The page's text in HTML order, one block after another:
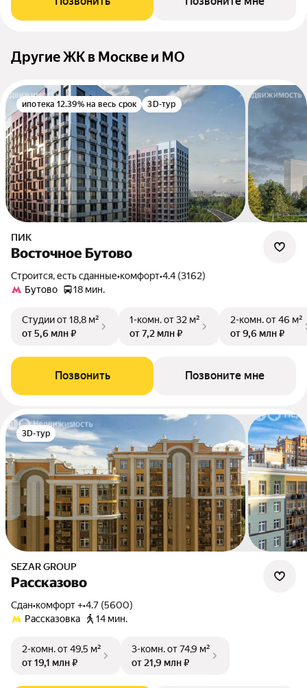
Другие ЖК в Москве и МО
ипотека 12.39% на весь срок 3D-тур
ПИК
Восточное Бутово
Строится, есть сданные•комфорт•4.4 (3162)
Бутово
18 мин.
Студииот 18,8 м²
от 5,6 млн ₽
1-комн.от 32 м²
от 7,2 млн ₽
2-комн.от 46 м²
от 9,6 млн ₽
Позвонить Позвоните мне
3D-тур
SEZAR GROUP
Рассказово
Сдан•комфорт +•4.7 (5600)
Рассказовка
14 мин.
2-комн.от 49,5 м²
от 19,1 млн ₽
3-комн.от 74,9 м²
от 21,9 млн ₽